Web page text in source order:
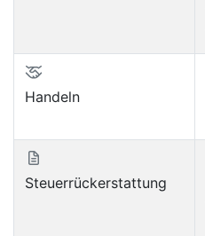
Handeln
Steuerrückerstattung